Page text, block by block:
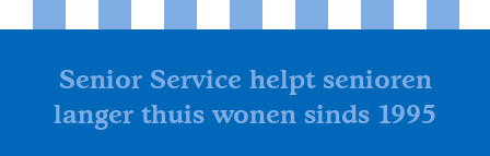
Senior Service helpt senioren
langer thuis wonen sinds 1995